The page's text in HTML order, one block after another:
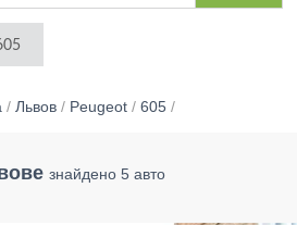
/ Львов / Peugeot / 605 /
знайдено 5 авто